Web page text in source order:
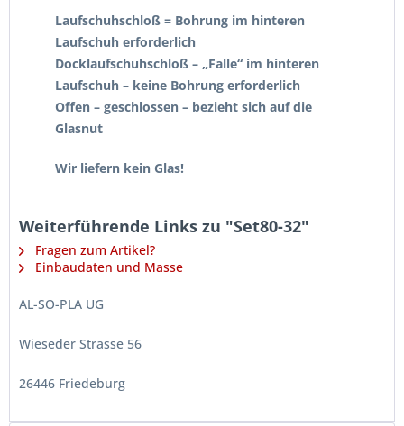
Laufschuhschloß = Bohrung im hinteren
Laufschuh erforderlich
Docklaufschuhschloß – „Falle“ im hinteren
Laufschuh – keine Bohrung erforderlich
Offen – geschlossen – bezieht sich auf die
Glasnut
Wir liefern kein Glas!
Weiterführende Links zu "Set80-32"
Fragen zum Artikel?
Einbaudaten und Masse
AL-SO-PLA UG
Wieseder Strasse 56
26446 Friedeburg